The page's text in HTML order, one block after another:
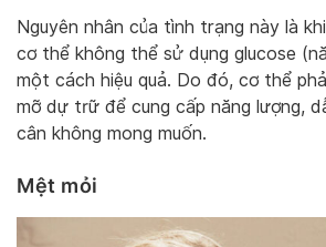
Nguyên nhân của tình trạng này là
cơ thể không thể sử dụng glucose
một cách hiệu quả. Do đó, cơ thể
mỡ dự trữ để cung cấp năng lượng,
cân không mong muốn.
Mệt mỏi